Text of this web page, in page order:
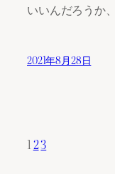
いいんだろうか
2021年8月28日
123